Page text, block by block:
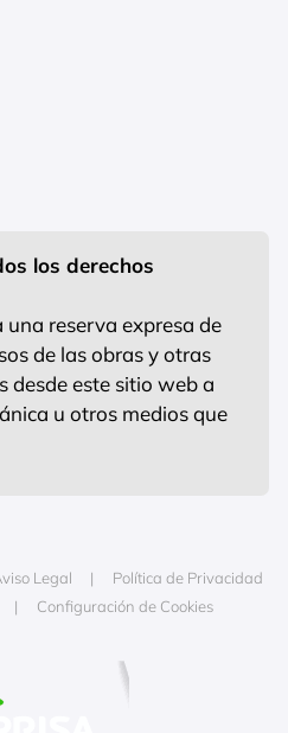
los derechos
reserva expresa de
de las obras y otras
desde este sitio web a
u otros medios que
Legal
Política de Privacidad
Configuración de Cookies